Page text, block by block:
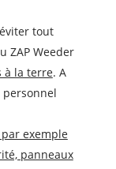
tout
ZAP Weeder
à la terre. A
exemple
panneaux